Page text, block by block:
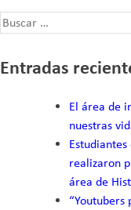
un
encuentro
deportivo
Escuela
Primaria
Arcoiris
Buscar:
Entradas
El área de
nuestras
realizaron
área de
“Youtubers